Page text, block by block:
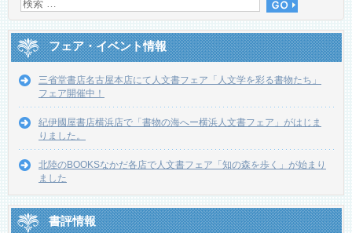
フェア・イベント情報
三省堂書店名古屋本店にて人文書フェア「人文学を彩る書物たち」
フェア開催中！
紀伊國屋書店横浜店で「書物の海へー横浜人文書フェア」がはじま
りました。
北陸のBOOKSなかだ各店で人文書フェア「知の森を歩く」が始まり
ました
書評情報